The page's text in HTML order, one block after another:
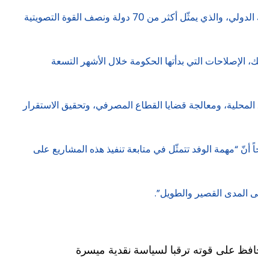
ممثل فرنسا في مجلس إدارة البنك الدولي أرنو بريسيت صرّح بدوره: “زيارة الوفد المكوَّن من عشرة أعضاء من مكتب المدير التنفيذي للبنك الدولي، والذي يمثّل أكثر من 70 دولة ونصف القوة التصويتية
التي بدأتها الحكومة خلال الأشهر التسعة
ومعالجة قضايا القطاع المصرفي، وتحقيق الاستقرار
“مهمة الوفد تتمثّل في متابعة تنفيذ هذه المشاريع على
المدى القصير والطويل”.
على قوته ترقبا لسياسة نقدية ميسرة